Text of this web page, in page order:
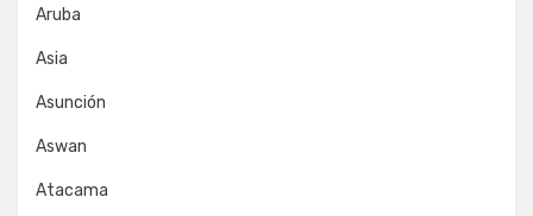
Aruba
Asia
Asunción
Aswan
Atacama